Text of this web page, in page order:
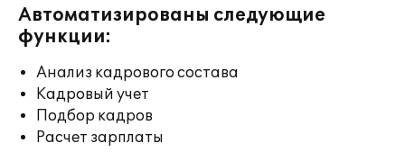
Автоматизированы следующие
функции:
Анализ кадрового состава
Кадровый учет
Подбор кадров
Расчет зарплаты